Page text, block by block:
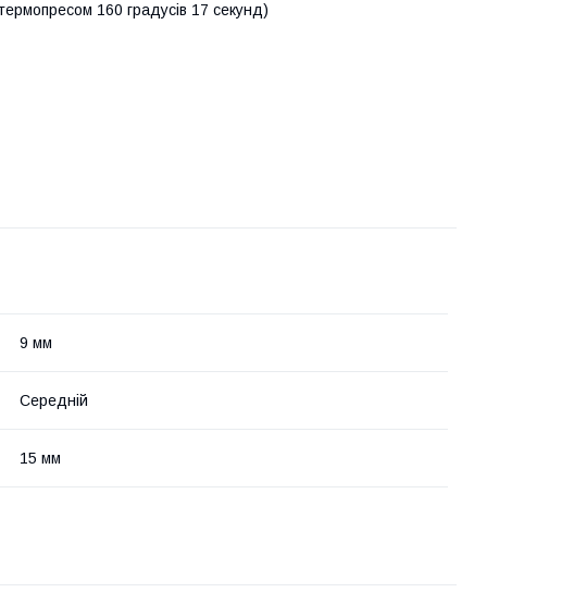
160 градусів 17 секунд)
9 мм
Середній
15 мм